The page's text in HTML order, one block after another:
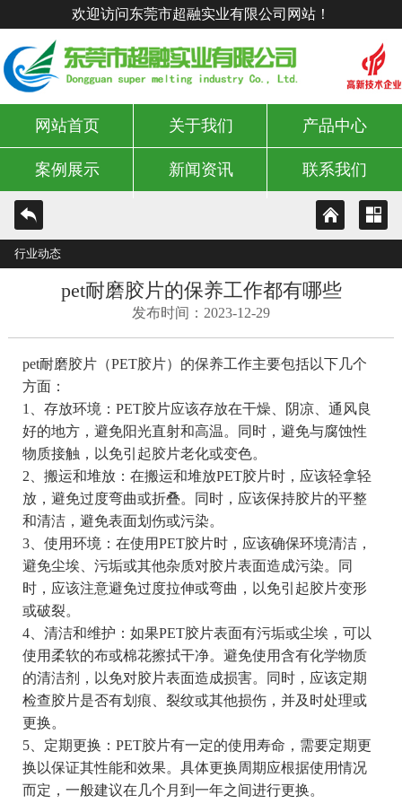
欢迎访问东莞市超融实业有限公司网站！
网站首页 关于我们 产品中心
案例展示 新闻资讯 联系我们
行业动态
pet耐磨胶片的保养工作都有哪些
发布时间：2023-12-29
pet耐磨胶片（PET胶片）的保养工作主要包括以下几个
方面：
1、存放环境：PET胶片应该存放在干燥、阴凉、通风良
好的地方，避免阳光直射和高温。同时，避免与腐蚀性
物质接触，以免引起胶片老化或变色。
2、搬运和堆放：在搬运和堆放PET胶片时，应该轻拿轻
放，避免过度弯曲或折叠。同时，应该保持胶片的平整
和清洁，避免表面划伤或污染。
3、使用环境：在使用PET胶片时，应该确保环境清洁，
避免尘埃、污垢或其他杂质对胶片表面造成污染。同
时，应该注意避免过度拉伸或弯曲，以免引起胶片变形
或破裂。
4、清洁和维护：如果PET胶片表面有污垢或尘埃，可以
使用柔软的布或棉花擦拭干净。避免使用含有化学物质
的清洁剂，以免对胶片表面造成损害。同时，应该定期
检查胶片是否有划痕、裂纹或其他损伤，并及时处理或
更换。
5、定期更换：PET胶片有一定的使用寿命，需要定期更
换以保证其性能和效果。具体更换周期应根据使用情况
而定，一般建议在几个月到一年之间进行更换。